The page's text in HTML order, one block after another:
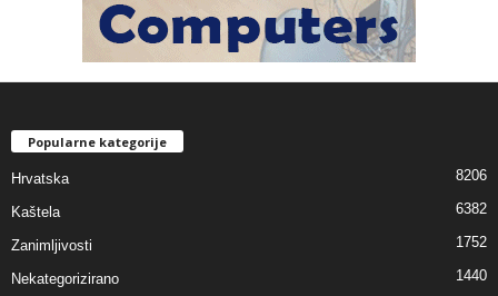
Popularne kategorije
Hrvatska 8206
Kaštela 6382
Zanimljivosti 1752
Nekategorizirano 1440